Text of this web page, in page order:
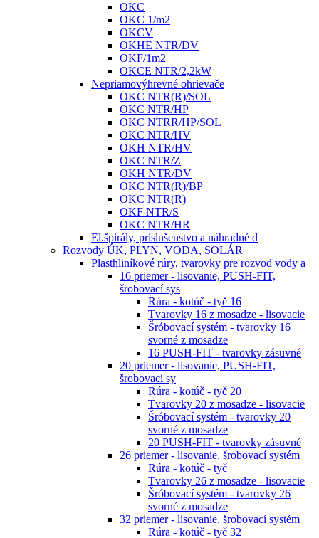
OKC
OKC 1/m2
OKCV
OKHE NTR/DV
OKF/1m2
OKCE NTR/2,2kW
Nepriamovýhrevné ohrievače
OKC NTR(R)/SOL
OKC NTR/HP
OKC NTRR/HP/SOL
OKC NTR/HV
OKH NTR/HV
OKC NTR/Z
OKH NTR/DV
OKC NTR(R)/BP
OKC NTR(R)
OKF NTR/S
OKC NTR/HR
El.špirály, príslušenstvo a náhradné d
Rozvody ÚK, PLYN, VODA, SOLÁR
Plasthliníkové rúry, tvarovky pre rozvod vody a
16 priemer - lisovanie, PUSH-FIT,
šrobovací sys
Rúra - kotúč - tyč 16
Tvarovky 16 z mosadze - lisovacie
Šróbovací systém - tvarovky 16
svorné z mosadze
16 PUSH-FIT - tvarovky zásuvné
20 priemer - lisovanie, PUSH-FIT,
šrobovací sy
Rúra - kotúč - tyč 20
Tvarovky 20 z mosadze - lisovacie
Šróbovací systém - tvarovky 20
svorné z mosadze
20 PUSH-FIT - tvarovky zásuvné
26 priemer - lisovanie, šrobovací systém
Rúra - kotúč - tyč
Tvarovky 26 z mosadze - lisovacie
Šróbovací systém - tvarovky 26
svorné z mosadze
32 priemer - lisovanie, šrobovací systém
Rúra - kotúč - tyč 32